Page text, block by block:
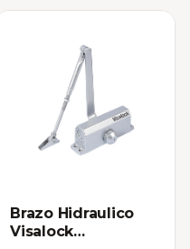
Brazo Hidraulico
Visalock